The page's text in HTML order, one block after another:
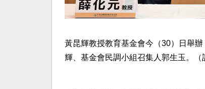
黃昆輝教授教育基金會今（30）日舉
輝、基金會民調小組召集人郭生玉。（